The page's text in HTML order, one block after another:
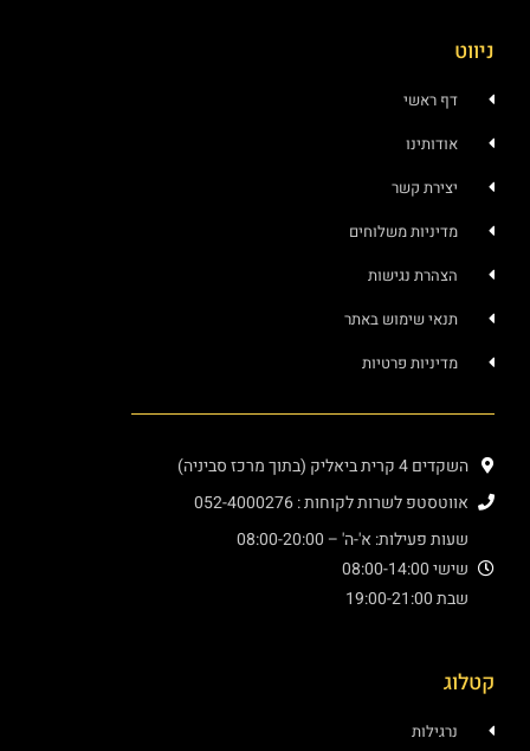
ראשי
קשר
משלוחים
נגישות
שימוש באתר
פרטיות
לשרות לקוחות : 052-4000276
א'-ה' – 08:00-20:00